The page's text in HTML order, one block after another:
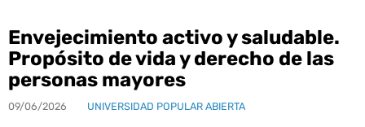
Envejecimiento activo y saludable.
Propósito de vida y derecho de las
personas mayores
09/06/2026 UNIVERSIDAD POPULAR ABIERTA